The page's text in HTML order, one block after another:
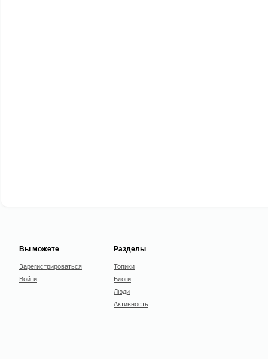
Вы можете
Зарегистрироваться
Войти
Разделы
Топики
Блоги
Люди
Активность